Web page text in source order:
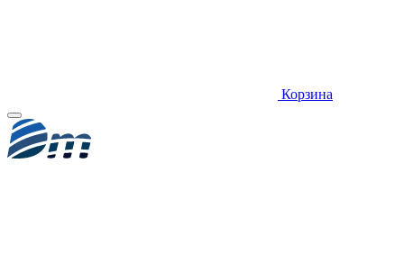
Корзина